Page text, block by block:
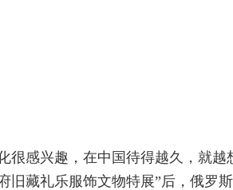
很感兴趣，在中国待得越久，就越
旧藏礼乐服饰文物特展”后，俄罗